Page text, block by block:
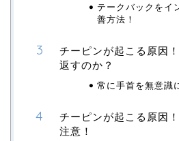
テークバックをイ
善方法！
チーピンが起こる原因
返すのか？
常に手首を無意識
チーピンが起こる原因
注意！